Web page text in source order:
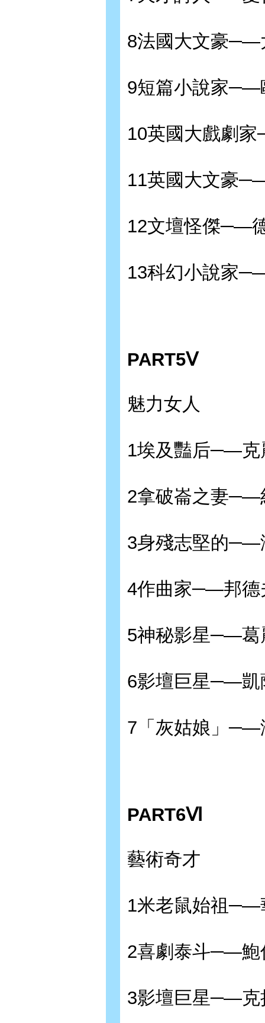
8法國大文豪─—
9短篇小說家─—
10英國大戲劇
11英國大文豪
12文壇怪傑─—
13科幻小說家
PART5Ⅴ
魅力女人
1埃及豔后─—克
2拿破崙之妻─—
3身殘志堅的─—
4作曲家─—邦德
5神秘影星─—葛
6影壇巨星─—凱
7「灰姑娘」─—
PART6Ⅵ
藝術奇才
1米老鼠始祖─—
2喜劇泰斗─—鮑
3影壇巨星─—克